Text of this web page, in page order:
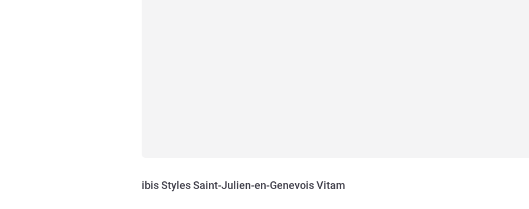
ibis Styles Saint-Julien-en-Genevois Vitam